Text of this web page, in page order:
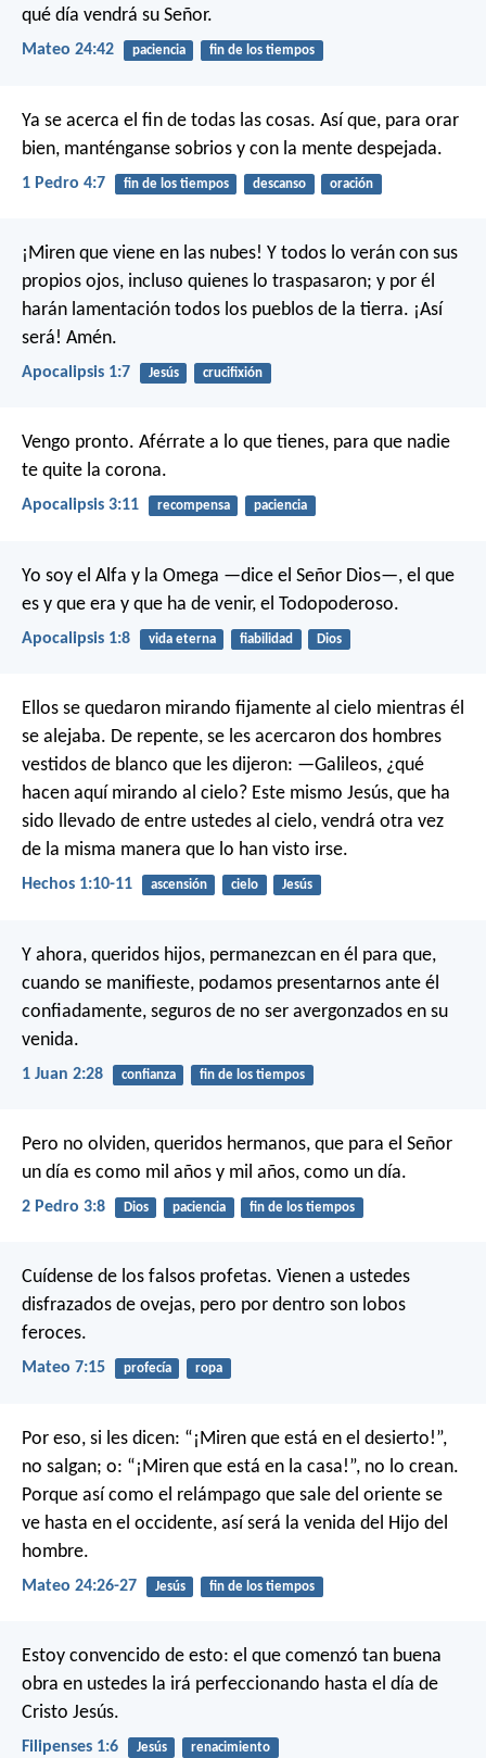
qué día vendrá su Señor.
Mateo 24:42 paciencia fin de los tiempos
Ya se acerca el fin de todas las cosas. Así que, para orar
bien, manténganse sobrios y con la mente despejada.
1 Pedro 4:7 fin de los tiempos descanso oración
¡Miren que viene en las nubes! Y todos lo verán con sus
propios ojos, incluso quienes lo traspasaron; y por él
harán lamentación todos los pueblos de la tierra. ¡Así
será! Amén.
Apocalipsis 1:7 Jesús crucifixión
Vengo pronto. Aférrate a lo que tienes, para que nadie
te quite la corona.
Apocalipsis 3:11 recompensa paciencia
Yo soy el Alfa y la Omega —dice el Señor Dios—, el que
es y que era y que ha de venir, el Todopoderoso.
Apocalipsis 1:8 vida eterna fiabilidad Dios
Ellos se quedaron mirando fijamente al cielo mientras él
se alejaba. De repente, se les acercaron dos hombres
vestidos de blanco que les dijeron: —Galileos, ¿qué
hacen aquí mirando al cielo? Este mismo Jesús, que ha
sido llevado de entre ustedes al cielo, vendrá otra vez
de la misma manera que lo han visto irse.
Hechos 1:10-11 ascensión cielo Jesús
Y ahora, queridos hijos, permanezcan en él para que,
cuando se manifieste, podamos presentarnos ante él
confiadamente, seguros de no ser avergonzados en su
venida.
1 Juan 2:28 confianza fin de los tiempos
Pero no olviden, queridos hermanos, que para el Señor
un día es como mil años y mil años, como un día.
2 Pedro 3:8 Dios paciencia fin de los tiempos
Cuídense de los falsos profetas. Vienen a ustedes
disfrazados de ovejas, pero por dentro son lobos
feroces.
Mateo 7:15 profecía ropa
Por eso, si les dicen: “¡Miren que está en el desierto!”,
no salgan; o: “¡Miren que está en la casa!”, no lo crean.
Porque así como el relámpago que sale del oriente se
ve hasta en el occidente, así será la venida del Hijo del
hombre.
Mateo 24:26-27 Jesús fin de los tiempos
Estoy convencido de esto: el que comenzó tan buena
obra en ustedes la irá perfeccionando hasta el día de
Cristo Jesús.
Filipenses 1:6 Jesús renacimiento